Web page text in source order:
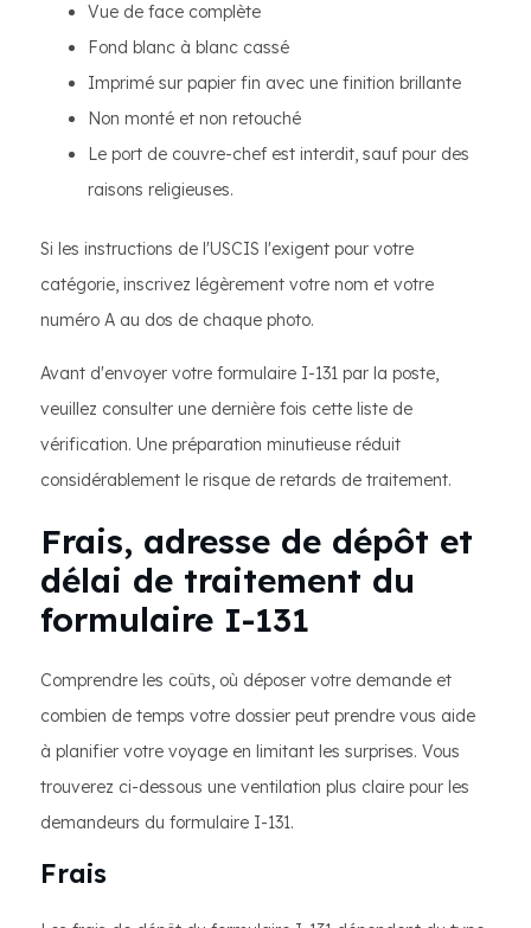
Vue de face complète
Fond blanc à blanc cassé
Imprimé sur papier fin avec une finition brillante
Non monté et non retouché
Le port de couvre-chef est interdit, sauf pour des
raisons religieuses.
Si les instructions de l'USCIS l'exigent pour votre
catégorie, inscrivez légèrement votre nom et votre
numéro A au dos de chaque photo.
Avant d'envoyer votre formulaire I-131 par la poste,
veuillez consulter une dernière fois cette liste de
vérification. Une préparation minutieuse réduit
considérablement le risque de retards de traitement.
Frais, adresse de dépôt et
délai de traitement du
formulaire I-131
Comprendre les coûts, où déposer votre demande et
combien de temps votre dossier peut prendre vous aide
à planifier votre voyage en limitant les surprises. Vous
trouverez ci-dessous une ventilation plus claire pour les
demandeurs du formulaire I-131.
Frais